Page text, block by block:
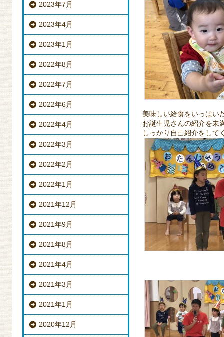
2023年7月
2023年4月
2023年1月
2022年8月
2022年7月
2022年6月
2022年4月
2022年3月
2022年2月
2022年1月
2021年12月
2021年9月
2021年8月
2021年4月
2021年3月
2021年1月
2020年12月
美味しい給食をいっぱい
お誕生児さんの紹介を未
しっかり自己紹介をして